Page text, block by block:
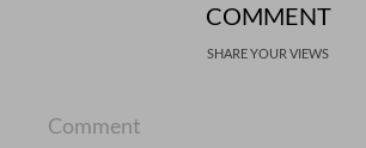
COMMENT
SHARE YOUR VIEWS
Comment